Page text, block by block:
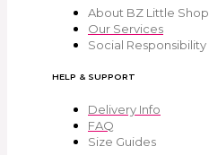
About BZ Little Shop
Our Services
Social Responsibility
HELP & SUPPORT
Delivery Info
FAQ
Size Guides